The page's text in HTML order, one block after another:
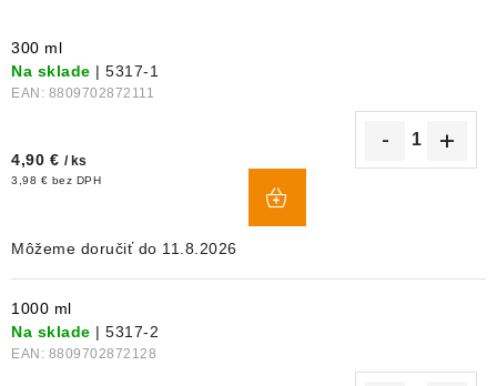
300 ml
Na sklade | 5317-1
EAN: 8809702872111
4,90 € / ks
3,98 € bez DPH
11.8.2026
1000 ml
Na sklade | 5317-2
EAN: 8809702872128